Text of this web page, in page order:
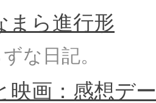
まら進行形
な日記。
映画：感想デ